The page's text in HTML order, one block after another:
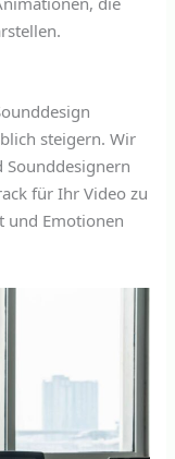
steigern. Wir
für Ihr Video zu
und Emotionen